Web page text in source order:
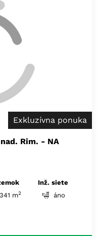
Exkluzívna ponuka
Rim. - NA
341 m2
Inž. siete
áno